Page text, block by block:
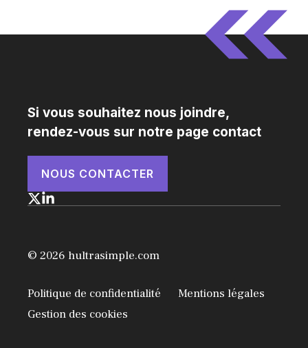
Si vous souhaitez nous joindre,
rendez-vous sur notre page contact
NOUS CONTACTER
© 2026 hultrasimple.com
Politique de confidentialité
Mentions légales
Gestion des cookies